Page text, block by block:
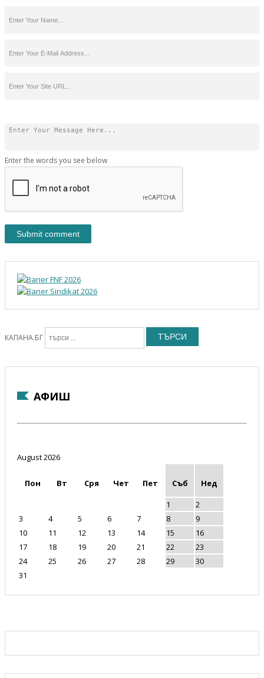
Enter the words you see below
КАПАНА.БГ ТЪРСИ
АФИШ
August 2026
Пон Вт Сря Чет Пет Съб
Нед
1
2
3
4 5 6 7 8
9
10
11 12 13 14 15
16
17
18 19 20 21 22
23
24
25 26 27 28 29
30
31